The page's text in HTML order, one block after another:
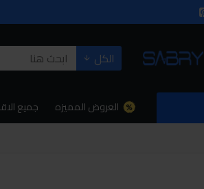
الكل
العروض المميزه جميع